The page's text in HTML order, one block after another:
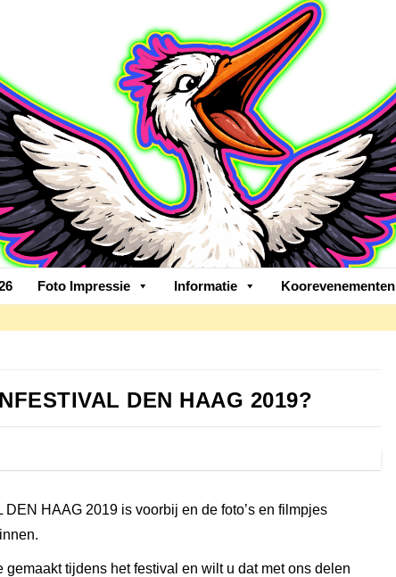
Foto Impressie Informatie Koorevenementen
DEN HAAG 2019?
DEN HAAG 2019 is voorbij en de foto’s en filmpjes
gemaakt tijdens het festival en wilt u dat met ons delen